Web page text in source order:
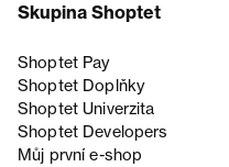
Skupina Shoptet
Shoptet Pay
Shoptet Doplňky
Shoptet Univerzita
Shoptet Developers
Můj první e-shop